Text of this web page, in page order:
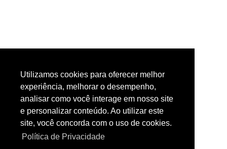
Utilizamos cookies para oferecer melhor
experiência, melhorar o desempenho,
analisar como você interage em nosso site
e personalizar conteúdo. Ao utilizar este
site, você concorda com o uso de cookies.
Política de Privacidade